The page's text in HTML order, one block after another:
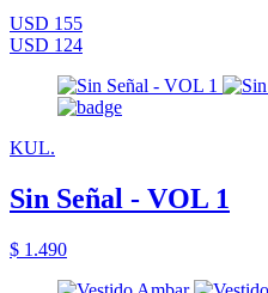
USD 155
USD 124
KUL.
Sin Señal - VOL 1
$ 1.490